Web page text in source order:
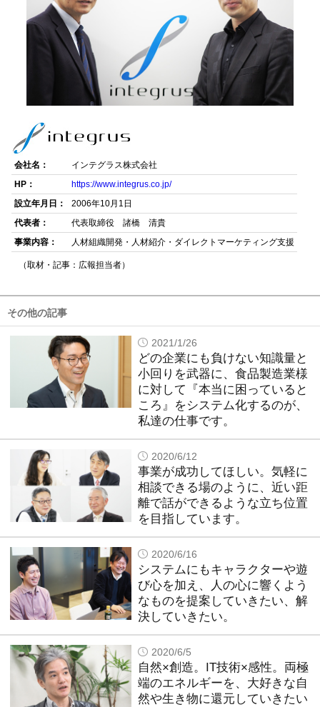
会社名：
インテグラス株式会社
HP：
https://www.integrus.co.jp/
設立年月日：
2006年10月1日
代表者：
代表取締役 諸橋 清貴
事業内容：
人材組織開発・人材紹介・ダイレクトマーケティング支援
（取材・記事：広報担当者）
その他の記事
2021/1/26
どの企業にも負けない知識量と
小回りを武器に、食品製造業様
に対して『本当に困っていると
ころ』をシステム化するのが、
私達の仕事です。
2020/6/12
事業が成功してほしい。気軽に
相談できる場のように、近い距
離で話ができるような立ち位置
を目指しています。
2020/6/16
システムにもキャラクターや遊
び心を加え、人の心に響くよう
なものを提案していきたい、解
決していきたい。
2020/6/5
自然×創造。IT技術×感性。両極
端のエネルギーを、大好きな自
然や生き物に還元していきたい